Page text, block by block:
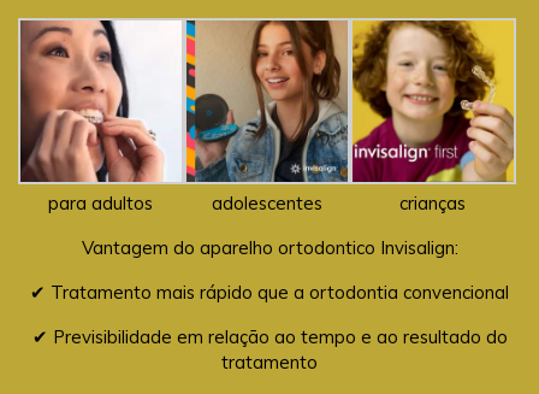
para adultos adolescentes
crianças
Vantagem do aparelho ortodontico Invisalign:
✔ Tratamento mais rápido que a ortodontia convencional
✔ Previsibilidade em relação ao tempo e ao resultado do
tratamento